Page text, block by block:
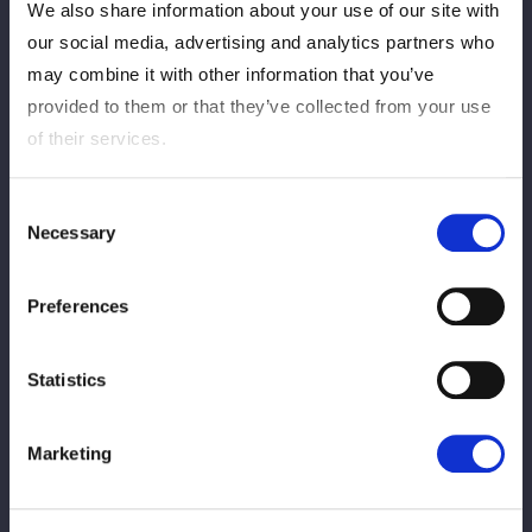
We also share information about your use of our site with
our social media, advertising and analytics partners who
may combine it with other information that you’ve
provided to them or that they’ve collected from your use
of their services.
Selection
Necessary
Preferences
Statistics
Marketing
◆10人タッグマッチ